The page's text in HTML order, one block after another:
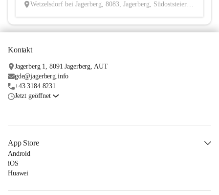
Wetzelsdorf bei Jagerberg, 8083, Jagerberg, Südoststeiermark, Steiermark, AUT
Kontakt
Jagerberg 1, 8091 Jagerberg, AUT
gde@jagerberg.info
+43 3184 8231
Jetzt geöffnet
App Store
Android
iOS
Huawei